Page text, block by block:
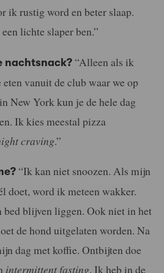
ik rustig word en beter slaap.
lichte slaper ben.”
nachtsnack? “Alleen als ik
vanuit de club waar we op
New York kun je de hele dag
Ik kies meestal pizza
craving.”
“Ik kan niet snoozen. Als mijn
doet, word ik meteen wakker.
blijven liggen. Ook niet in het
de hond uitgelaten worden. Na
dag met koffie. Ontbijten doe
intermittent fasting. Ik heb in de